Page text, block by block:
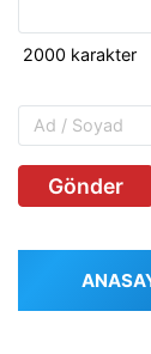
Gönder